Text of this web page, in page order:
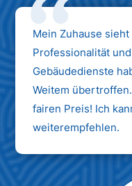
Mein Zuhause
Professionalität
Gebäudedienste
Weitem
fairen Preis! Ich
weiterempfehlen.